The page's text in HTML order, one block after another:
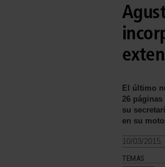
El último
26
su
en su
10/03/2015.
TEMAS